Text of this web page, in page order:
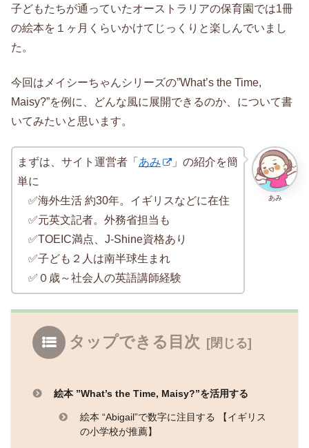
子どもたちが通っていたオーストラリアの保育園では1冊
の絵本を１ヶ月くらいかけてじっくりと楽しんでいまし
た。
今回はメイシーちゃんシリーズの”What’s the Time,
Maisy?”を例に、どんな風に展開できるのか、について書
いてみたいと思います。
あみ
まずは、サイト運営者「 あみ
」の紹介を簡
単に
✅海外生活 約30年。イギリスなどに在住
✅元英文記者。外務省担当も
✅TOEIC満点、J-Shine資格あり
✅子ども２人は南半球生まれ
✅０歳～社会人の英語講師経験
タップできる目次
絵本 ”What’s the Time, Maisy?”を活用する
絵本 “Abigail”で数字に注目する 【イギリス
の小学校が推薦】